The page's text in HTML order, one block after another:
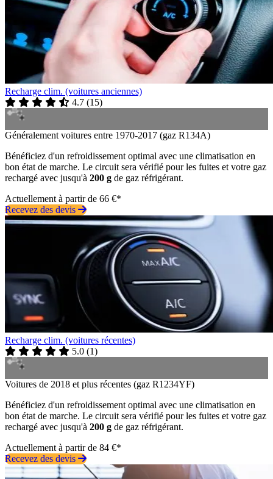
Recharge clim. (voitures anciennes)
4.7 (15)
Généralement voitures entre 1970-2017 (gaz R134A)
Bénéficiez d'un refroidissement optimal avec une climatisation en
bon état de marche. Le circuit sera vérifié pour les fuites et votre gaz
rechargé avec jusqu'à 200 g de gaz réfrigérant.
Actuellement à partir de 66 €*
Recevez des devis
Recharge clim. (voitures récentes)
5.0 (1)
Voitures de 2018 et plus récentes (gaz R1234YF)
Bénéficiez d'un refroidissement optimal avec une climatisation en
bon état de marche. Le circuit sera vérifié pour les fuites et votre gaz
rechargé avec jusqu'à 200 g de gaz réfrigérant.
Actuellement à partir de 84 €*
Recevez des devis